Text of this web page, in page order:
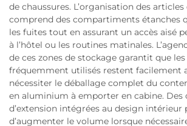
de chaussures. L’organisation des
comprend des compartiments étanches
les fuites tout en assurant un accès aisé
à l’hôtel ou les routines matinales.
de ces zones de stockage garantit que
fréquemment utilisés restent facilement
nécessiter le déballage complet du
en aluminium à emporter en cabine. Des
d’extension intégrées au design
d’augmenter le volume lorsque